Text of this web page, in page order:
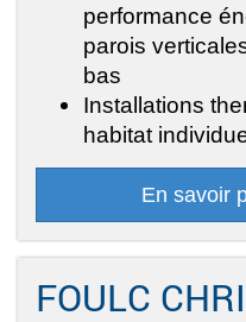
performance
parois
bas
Installations
habitat
En savoir
FOULC